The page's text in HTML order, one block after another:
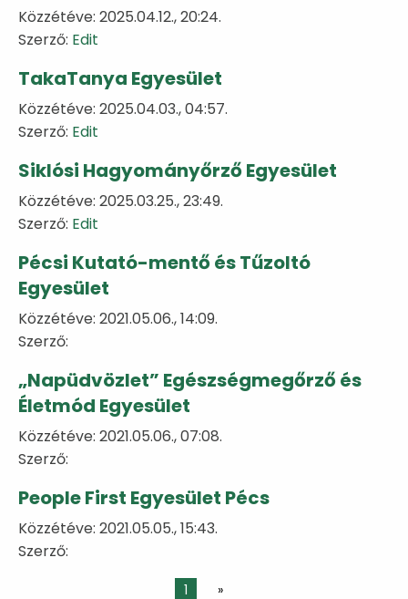
Közzétéve: 2025.04.12., 20:24.
Szerző: Edit
TakaTanya Egyesület
Közzétéve: 2025.04.03., 04:57.
Szerző: Edit
Siklósi Hagyományőrző Egyesület
Közzétéve: 2025.03.25., 23:49.
Szerző: Edit
Pécsi Kutató-mentő és Tűzoltó
Egyesület
Közzétéve: 2021.05.06., 14:09.
Szerző:
„Napüdvözlet” Egészségmegőrző és
Életmód Egyesület
Közzétéve: 2021.05.06., 07:08.
Szerző:
People First Egyesület Pécs
Közzétéve: 2021.05.05., 15:43.
Szerző:
1